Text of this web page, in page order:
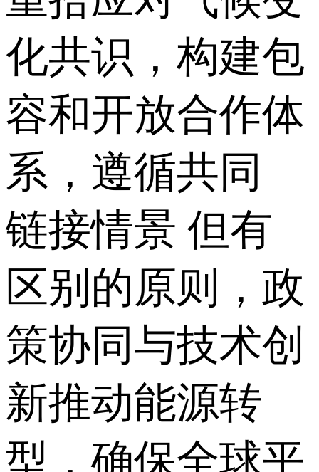
化共识，构建包
容和开放合作体
系，遵循共同
链接情景 但有
区别的原则，政
策协同与技术创
新推动能源转
型，确保全球平